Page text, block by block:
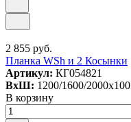
2 855 руб.
Планка WSh и 2 Косынки
Артикул: КГ054821
ВxШ: 1200/1600/2000x100
В корзину